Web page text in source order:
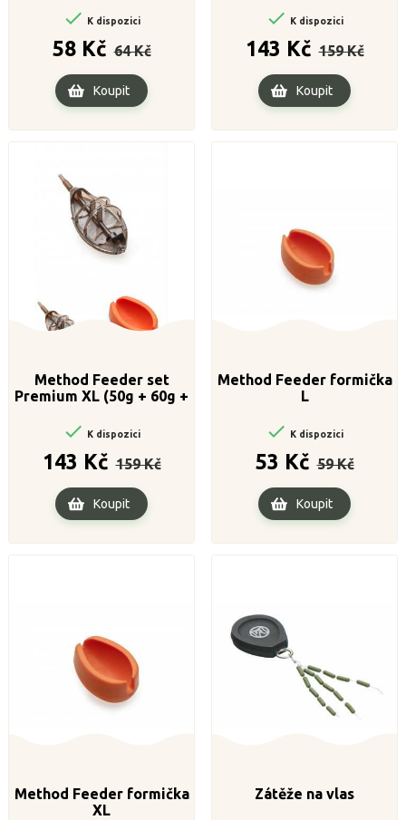
 K dispozici
58 Kč cena
64 Kč
Koupit
 K dispozici
143 Kč cena
159 Kč
Koupit
Method Feeder set
Premium XL (50g + 60g +
 K dispozici
143 Kč cena
159 Kč
Cena
Koupit
Method Feeder formička
L
 K dispozici
53 Kč cena
59 Kč
Cena
Koupit
Method Feeder formička
XL
Zátěže na vlas